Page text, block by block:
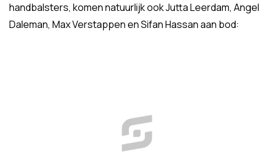
handbalsters, komen natuurlijk ook Jutta Leerdam, Angel
Daleman, Max Verstappen en Sifan Hassan aan bod: